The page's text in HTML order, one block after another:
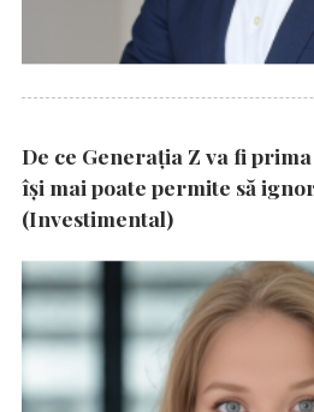
De ce Generația Z va fi
își mai poate permite să
(Investimental)